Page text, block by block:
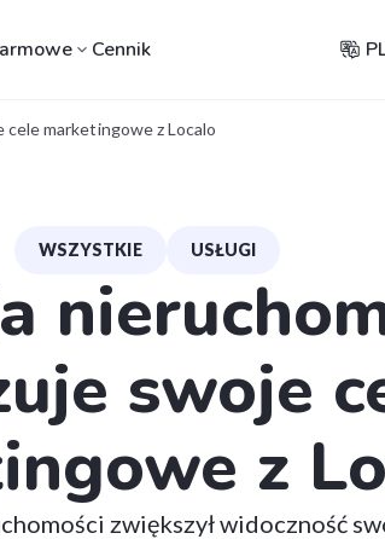
Cennik
marketingowe z Localo
WSZYSTKIE USŁUGI
swoje
z
zwiększył widoczność